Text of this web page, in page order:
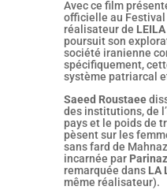
Avec ce film
officielle au Festival
réalisateur de LEILA
poursuit son
société iranienne
spécifiquement,
système patriarcal
Saeed Roustaee
des institutions, de
pays et le poids de
pèsent sur les
sans fard de
incarnée par
remarquée dans LA
même réalisateur).